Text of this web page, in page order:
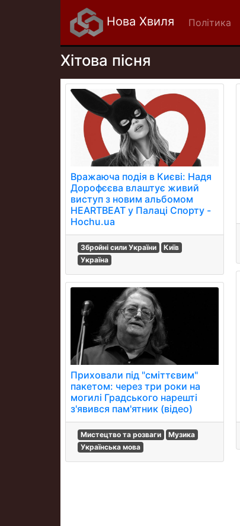
Нова Хвиля Політика
Хітова пісня
Вражаюча подія в Києві: Надя
Дорофєєва влаштує живий
виступ з новим альбомом
HEARTBEAT у Палаці Спорту -
Hochu.ua
Збройні сили України
Київ
Україна
Приховали під "сміттєвим"
пакетом: через три роки на
могилі Градського нарешті
з'явився пам'ятник (відео)
Мистецтво та розваги
Музика
Українська мова